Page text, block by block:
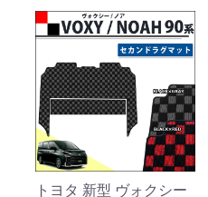
トヨタ 新型 ヴォクシー